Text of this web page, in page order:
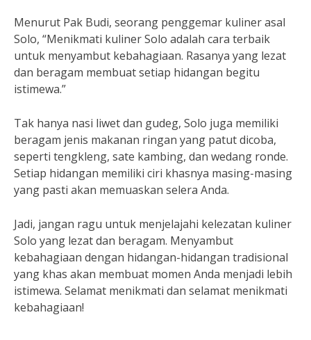
Menurut Pak Budi, seorang penggemar kuliner asal
Solo, “Menikmati kuliner Solo adalah cara terbaik
untuk menyambut kebahagiaan. Rasanya yang lezat
dan beragam membuat setiap hidangan begitu
istimewa.”
Tak hanya nasi liwet dan gudeg, Solo juga memiliki
beragam jenis makanan ringan yang patut dicoba,
seperti tengkleng, sate kambing, dan wedang ronde.
Setiap hidangan memiliki ciri khasnya masing-masing
yang pasti akan memuaskan selera Anda.
Jadi, jangan ragu untuk menjelajahi kelezatan kuliner
Solo yang lezat dan beragam. Menyambut
kebahagiaan dengan hidangan-hidangan tradisional
yang khas akan membuat momen Anda menjadi lebih
istimewa. Selamat menikmati dan selamat menikmati
kebahagiaan!